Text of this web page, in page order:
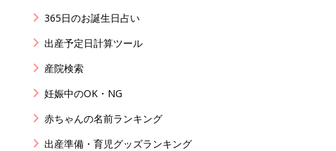
365日のお誕生日占い
出産予定日計算ツール
産院検索
妊娠中のOK・NG
赤ちゃんの名前ランキング
出産準備・育児グッズランキング